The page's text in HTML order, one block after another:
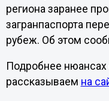
региона заранее
загранпаспорта
рубеж. Об этом
Подробнее
рассказываем на